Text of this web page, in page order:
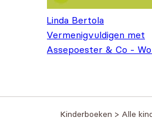
Linda Bertola
Vermenigvuldigen met
Assepoester & Co -
Kinderboeken > Alle